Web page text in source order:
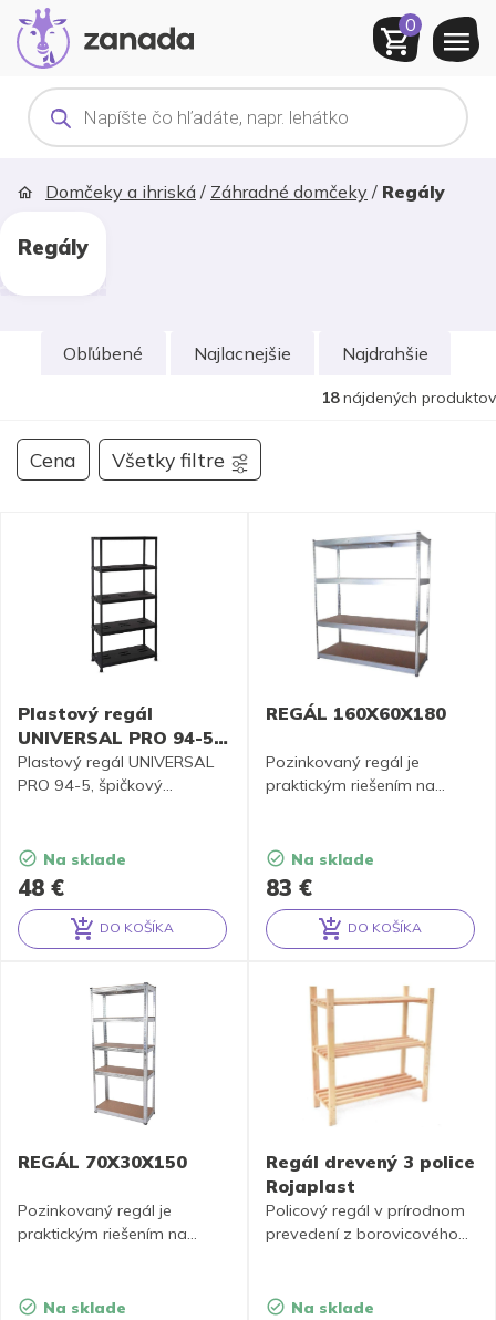
Products
search
0
Domčeky a ihriská / Záhradné domčeky / Regály
Regály
Obľúbené Najlacnejšie Najdrahšie
18 nájdených produktov
Cena Všetky filtre
Plastový regál
UNIVERSAL PRO 94-5,
čierna
48 €
Plastový regál UNIVERSAL
PRO 94-5, špičkový
Na sklade
DO KOŠÍKA
REGÁL 160X60X180
83 €
Pozinkovaný regál je
praktickým riešením na
Na sklade
DO KOŠÍKA
REGÁL 70X30X150
Pozinkovaný regál je
praktickým riešením na
Na sklade
Regál drevený 3 police
Rojaplast
Policový regál v prírodnom
prevedení z borovicového
Na sklade